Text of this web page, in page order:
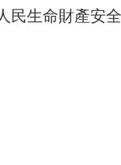
生命財產安